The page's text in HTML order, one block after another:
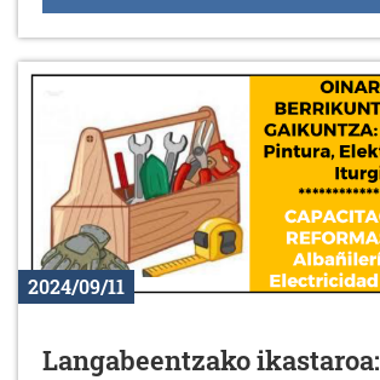
2024/09/11
Langabeentzako ikastaroa: